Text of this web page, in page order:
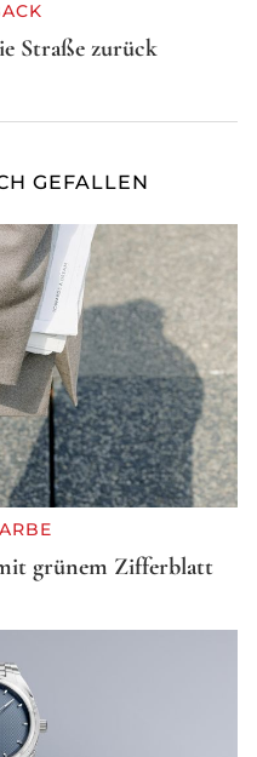
Straße zurück
GEFALLEN
grünem Zifferblatt